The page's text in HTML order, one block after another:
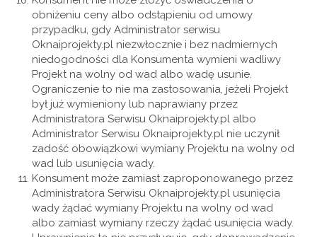
obniżeniu ceny albo odstąpieniu od umowy
przypadku, gdy Administrator serwisu
Oknaiprojekty.pl niezwłocznie i bez nadmiernych
niedogodności dla Konsumenta wymieni wadliwy
Projekt na wolny od wad albo wadę usunie.
Ograniczenie to nie ma zastosowania, jeżeli Projekt
był już wymieniony lub naprawiany przez
Administratora Serwisu Oknaiprojekty.pl albo
Administrator Serwisu Oknaiprojekty.pl nie uczynił
zadość obowiązkowi wymiany Projektu na wolny od
wad lub usunięcia wady.
Konsument może zamiast zaproponowanego przez
Administratora Serwisu Oknaiprojekty.pl usunięcia
wady żądać wymiany Projektu na wolny od wad
albo zamiast wymiany rzeczy żądać usunięcia wady.